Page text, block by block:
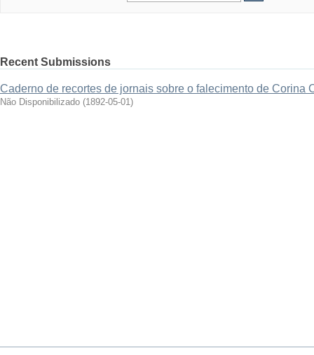
Recent Submissions
Caderno de recortes de jornais sobre o falecimento de Corina
Não Disponibilizado (1892-05-01)